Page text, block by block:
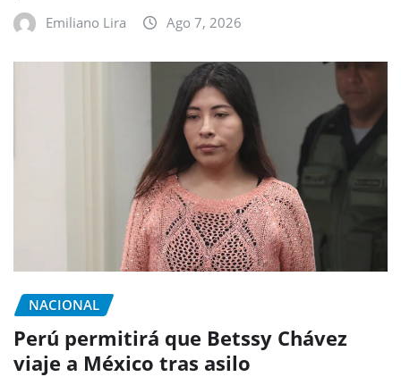
Emiliano Lira Ago 7, 2026
NACIONAL
Perú permitirá que Betssy Chávez
viaje a México tras asilo